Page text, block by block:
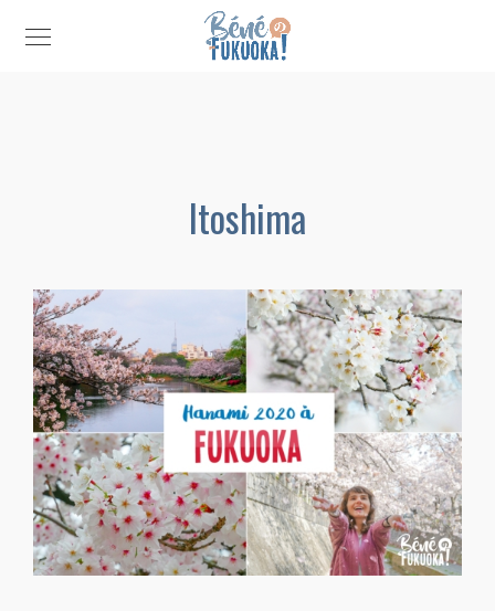
Itoshima